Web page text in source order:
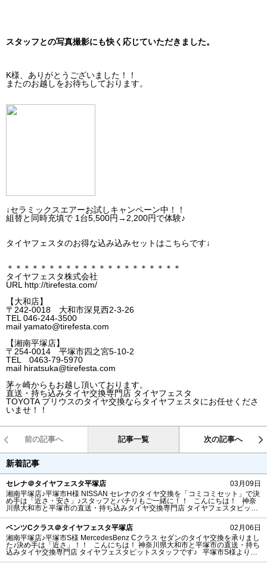
スタッフとの写真撮影にも快く応じていただきました。
K様、ありがとうございました！！
またのお越しをお待ちしております。
↓セラミックスエアーお試しキャンペーン中！！
組替と同時充填で 1台5,500円→2,200円で体験♪
タイヤフェスタのお得な込み込みセットはこちらです↓
＊＊＊＊＊＊＊＊＊＊＊＊＊＊＊＊＊＊＊＊＊
タイヤフェスタ株式会社
URL http://tirefesta.com/
【大和店】
〒242-0018 大和市深見西2-3-26
TEL 046-244-3500
mail yamato@tirefesta.com
【湘南平塚店】
〒254-0014 平塚市四之宮5-10-2
TEL 0463-79-5970
mail hiratsuka@tirefesta.com
茅ヶ崎からもお越し頂いております。
直送・持ち込みタイヤ交換専門店 タイヤフェスタ
TOYOTA プリウスのタイヤ交換ならタイヤフェスタにお任せくださ
いませ！！
前の記事へ 記事一覧 次の記事へ
新着記事
セレナ＠タイヤフェスタ平塚店
03月09日
湘南平塚店♪平塚市H様 NISSAN セレナのタイヤ交換を「コミコミセット」で決
め手は「近さ・安さ」♪スタッフとパチリもご一緒に！！ こんにちは！ 神奈
川県大和市と平塚市の直送・‪‎持ち込みタイヤ交換専門店‬ タイヤフェスタピット
ベンツCクラス＠タイヤフェスタ平塚店
02月06日
湘南平塚店♪平塚市S様 MercedesBenz Cクラス セダンのタイヤ交換を承りまし
た♪決め手は「近さ」！！ こんにちは！ 神奈川県大和市と平塚市の直送・‪‎持ち
込みタイヤ交換専門店‬ タイヤフェスタピットスタッフです♪ 平塚市S様よりMe